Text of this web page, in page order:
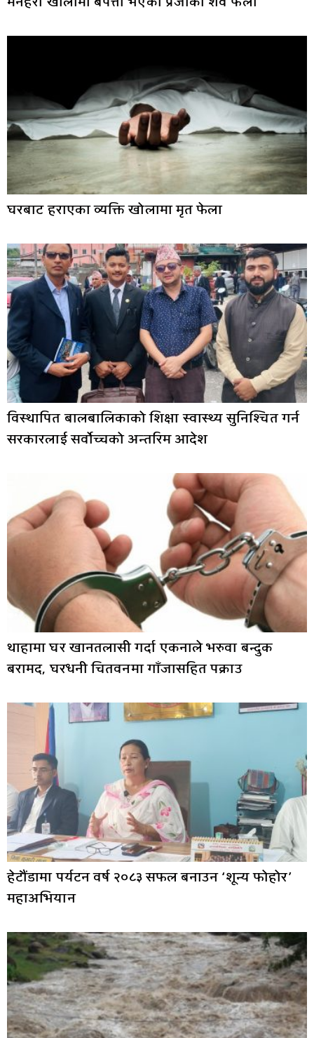
घरबाट हराएका व्यक्ति खोलामा मृत फेला
विस्थापित बालबालिकाको शिक्षा स्वास्थ्य सुनिश्चित गर्न
सरकारलाई सर्वोच्चको अन्तरिम आदेश
थाहामा घर खानतलासी गर्दा एकनाले भरुवा बन्दुक
बरामद, घरधनी चितवनमा गाँजासहित पक्राउ
हेटौंडामा पर्यटन वर्ष २०८३ सफल बनाउन ‘शून्य फोहोर’
महाअभियान